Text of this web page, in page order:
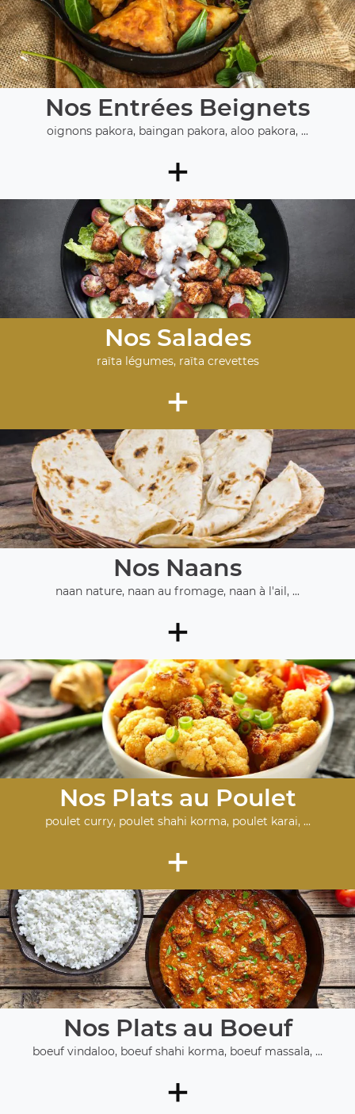
Nos Entrées Beignets
oignons pakora, baingan pakora, aloo pakora, ...
+
Nos Salades
raïta légumes, raïta crevettes
+
Nos Naans
naan nature, naan au fromage, naan à l'ail, ...
+
Nos Plats au Poulet
poulet curry, poulet shahi korma, poulet karai, ...
+
Nos Plats au Boeuf
boeuf vindaloo, boeuf shahi korma, boeuf massala, ...
+